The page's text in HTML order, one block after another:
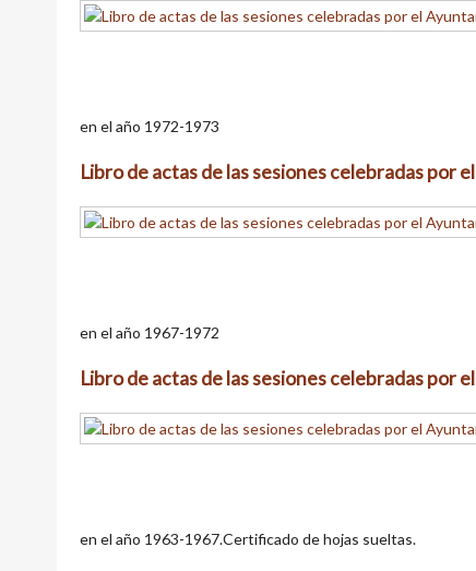
en el año 1972-1973
Libro de actas de las sesiones celebradas por
en el año 1967-1972
Libro de actas de las sesiones celebradas por
en el año 1963-1967.Certificado de hojas sueltas.